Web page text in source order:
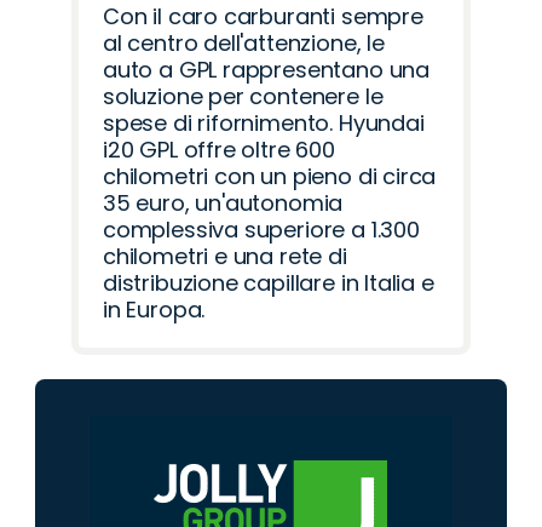
Con il caro carburanti sempre
al centro dell'attenzione, le
auto a GPL rappresentano una
soluzione per contenere le
spese di rifornimento. Hyundai
i20 GPL offre oltre 600
chilometri con un pieno di circa
35 euro, un'autonomia
complessiva superiore a 1.300
chilometri e una rete di
distribuzione capillare in Italia e
in Europa.